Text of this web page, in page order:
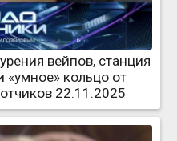
вейпов, станция
«умное» кольцо от
22.11.2025